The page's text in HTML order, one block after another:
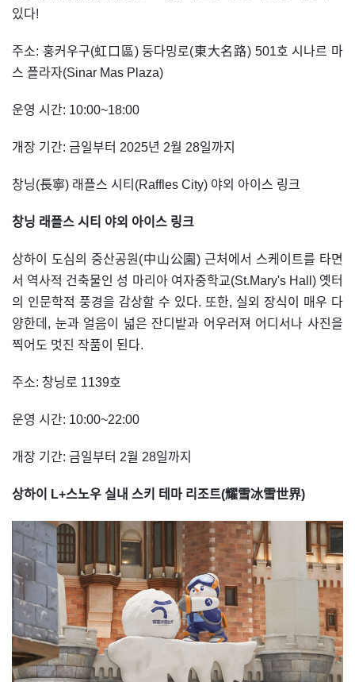
있다!
주소: 훙커우구(虹口區) 둥다밍로(東大名路) 501호 시나르 마
스 플라자(Sinar Mas Plaza)
운영 시간: 10:00~18:00
개장 기간: 금일부터 2025년 2월 28일까지
창닝(長寧) 래플스 시티(Raffles City) 야외 아이스 링크
창닝 래플스 시티 야외 아이스 링크
상하이 도심의 중산공원(中山公園) 근처에서 스케이트를 타면
서 역사적 건축물인 성 마리아 여자중학교(St.Mary's Hall) 옛터
의 인문학적 풍경을 감상할 수 있다. 또한, 실외 장식이 매우 다
양한데, 눈과 얼음이 넓은 잔디밭과 어우러져 어디서나 사진을
찍어도 멋진 작품이 된다.
주소: 창닝로 1139호
운영 시간: 10:00~22:00
개장 기간: 금일부터 2월 28일까지
상하이 L+스노우 실내 스키 테마 리조트(耀雪冰雪世界)